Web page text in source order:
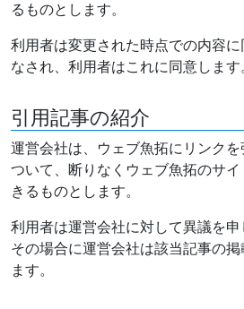
るものとします。
利用者は変更された時点での内容
なされ、利用者はこれに同意します
引用記事の紹介
運営会社は、ウェブ魚拓にリンク
ついて、断りなくウェブ魚拓のサ
きるものとします。
利用者は運営会社に対して異議を申
その場合に運営会社は該当記事の
ます。